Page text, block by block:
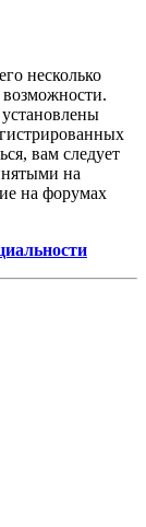
несколько
вам следует
на
на форумах